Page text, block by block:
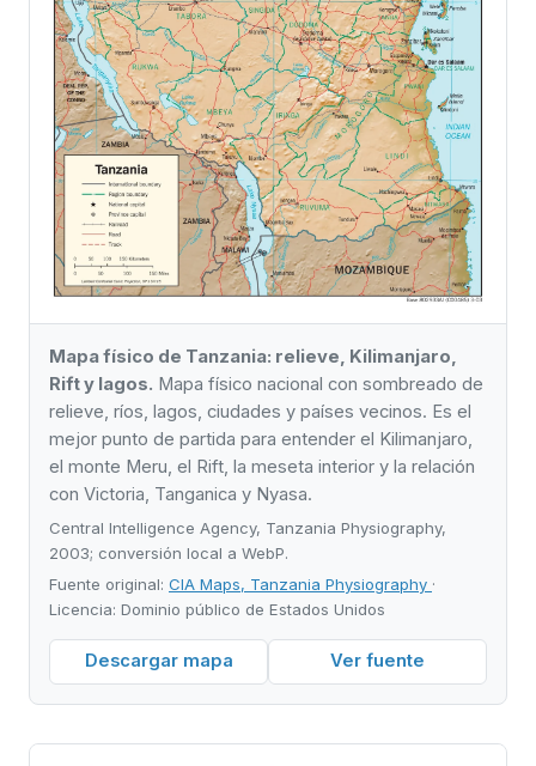
Mapa físico de Tanzania: relieve, Kilimanjaro,
Rift y lagos. Mapa físico nacional con sombreado de
relieve, ríos, lagos, ciudades y países vecinos. Es el
mejor punto de partida para entender el Kilimanjaro,
el monte Meru, el Rift, la meseta interior y la relación
con Victoria, Tanganica y Nyasa.
Central Intelligence Agency, Tanzania Physiography,
2003; conversión local a WebP.
Fuente original: CIA Maps, Tanzania Physiography ·
Licencia: Dominio público de Estados Unidos
Descargar mapa Ver fuente